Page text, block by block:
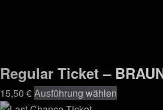
Regular Ticket –
15,50 €Ausführung wählen